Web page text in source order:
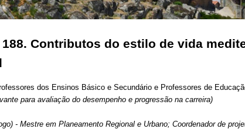
Contributos do estilo de vida
dos Ensinos Básico e Secundário e Professores de
para avaliação do desempenho e progressão na carreira)
- Mestre em Planeamento Regional e Urbano; Coordenador de